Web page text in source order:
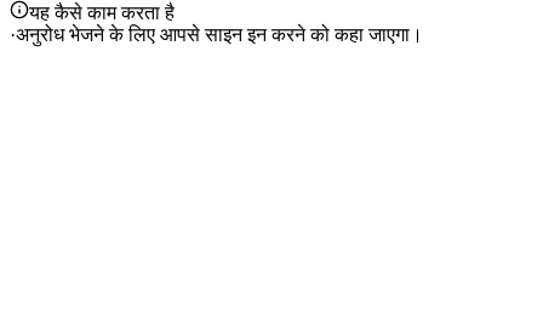
यह कैसे काम करता है
·अनुरोध भेजने के लिए आपसे साइन इन करने को कहा जाएगा।